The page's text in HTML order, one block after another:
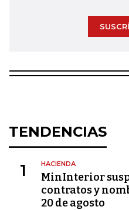
TENDENCIAS
1 HACIENDA
MinInterior
contratos y
20 de agosto